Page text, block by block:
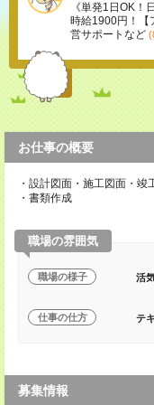
《単発1日OK！
時給1900円！【
営サポートなど
お仕事の概要
・設計図面・施工図面・
・書類作成
職場の雰囲気
職場の様子 活
仕事の仕方 テ
募集情報